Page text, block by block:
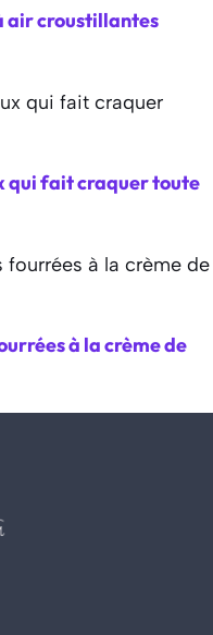
air croustillantes
qui fait craquer toute
à la crème de